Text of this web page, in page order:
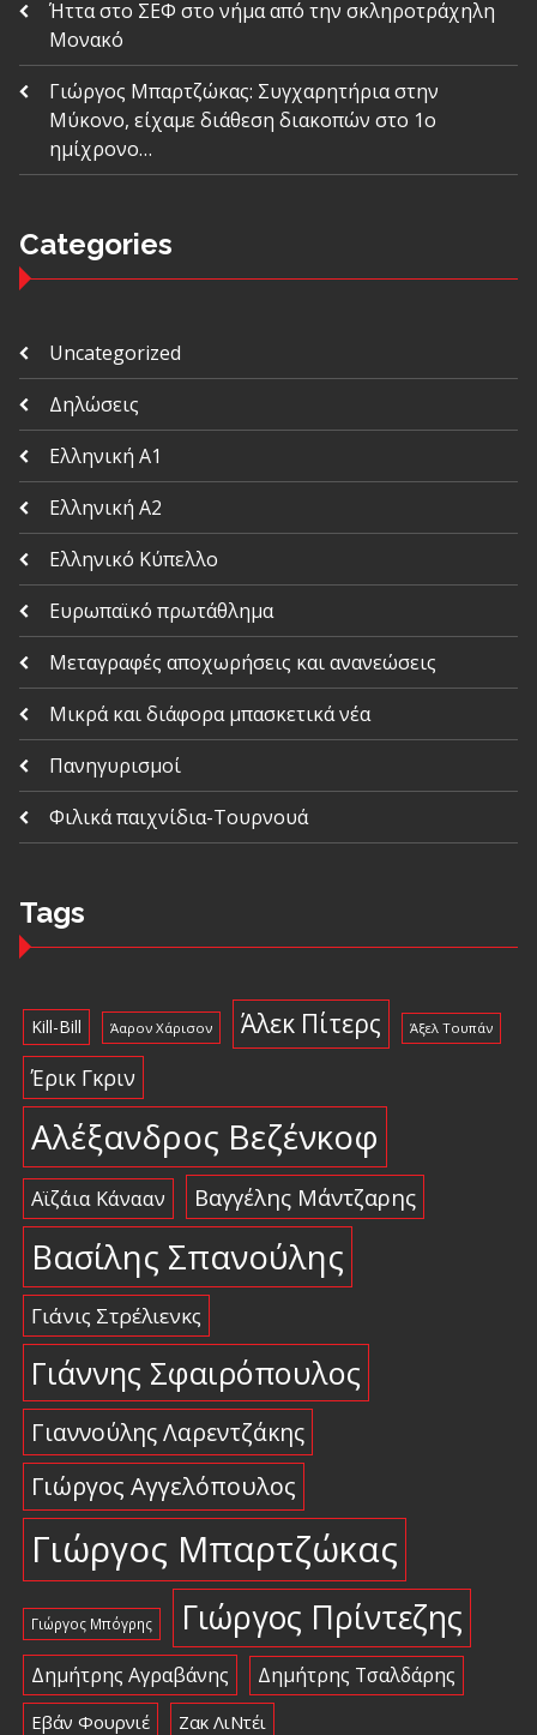
Ήττα στο ΣΕΦ στο νήμα από την σκληροτράχηλη
Μονακό
Γιώργος Μπαρτζώκας: Συγχαρητήρια στην
Μύκονο, είχαμε διάθεση διακοπών στο 1ο
ημίχρονο…
Categories
Uncategorized
Δηλώσεις
Ελληνική Α1
Ελληνική Α2
Ελληνικό Κύπελλο
Ευρωπαϊκό πρωτάθλημα
Μεταγραφές αποχωρήσεις και ανανεώσεις
Μικρά και διάφορα μπασκετικά νέα
Πανηγυρισμοί
Φιλικά παιχνίδια-Τουρνουά
Tags
Kill-Bill Άαρον Χάρισον Άλεκ Πίτερς Άξελ Τουπάν
Έρικ Γκριν
Αλέξανδρος Βεζένκοφ
Αϊζάια Κάνααν Βαγγέλης Μάντζαρης
Βασίλης Σπανούλης
Γιάνις Στρέλιενκς
Γιάννης Σφαιρόπουλος
Γιαννούλης Λαρεντζάκης
Γιώργος Αγγελόπουλος
Γιώργος Μπαρτζώκας
Γιώργος Μπόγρης Γιώργος Πρίντεζης
Δημήτρης Αγραβάνης Δημήτρης Τσαλδάρης
Εβάν Φουρνιέ Ζακ ΛιΝτέι